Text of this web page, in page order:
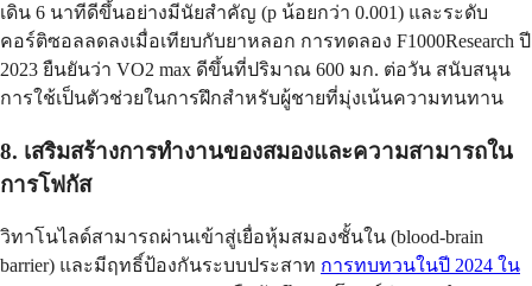
เดิน 6 นาทีดีขึ้นอย่างมีนัยสำคัญ (p น้อยกว่า 0.001) และระดับ
คอร์ติซอลลดลงเมื่อเทียบกับยาหลอก การทดลอง F1000Research ปี
2023 ยืนยันว่า VO2 max ดีขึ้นที่ปริมาณ 600 มก. ต่อวัน สนับสนุน
การใช้เป็นตัวช่วยในการฝึกสำหรับผู้ชายที่มุ่งเน้นความทนทาน
8. เสริมสร้างการทำงานของสมองและความสามารถใน
การโฟกัส
วิทาโนไลด์สามารถผ่านเข้าสู่เยื่อหุ้มสมองชั้นใน (blood-brain
barrier) และมีฤทธิ์ป้องกันระบบประสาท การทบทวนในปี 2024 ใน